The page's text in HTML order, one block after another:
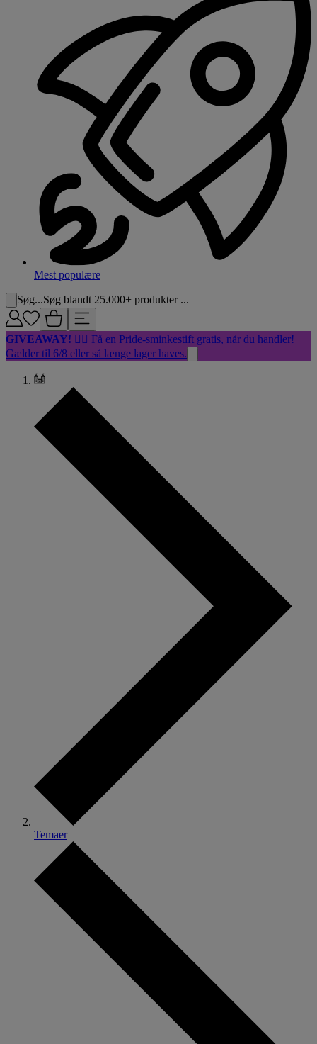
Mest populære
Søg...Søg blandt 25.000+ produkter ...
GIVEAWAY! 🏳️‍🌈 Få en Pride-sminkestift gratis, når du handler!
Gælder til 6/8 eller så længe lager haves.
Temaer